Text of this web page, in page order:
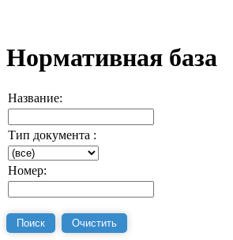
Нормативная база
Название:
Тип документа :
Номер: